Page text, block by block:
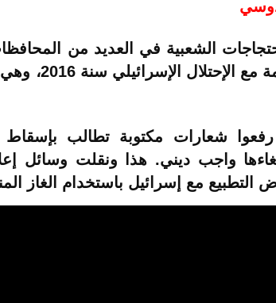
الشعبية في العديد من
الغاز
شعارات مكتوبة تطالب بإسقاط
واجب ديني. هذا ونقلت وسائل
التطبيع مع إسرائيل باستخدام الغاز